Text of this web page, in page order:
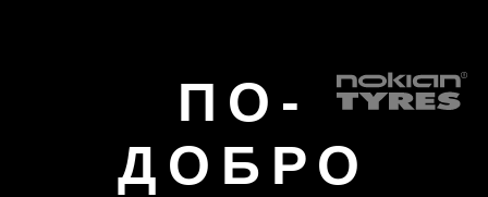
ПО-
ДОБРО